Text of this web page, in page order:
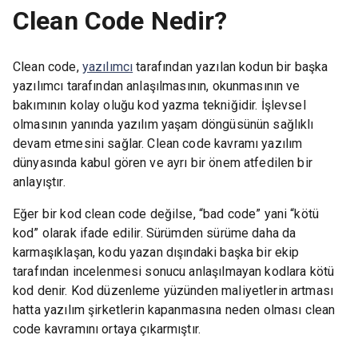
Clean Code Nedir?
Clean code, yazılımcı tarafından yazılan kodun bir başka
yazılımcı tarafından anlaşılmasının, okunmasının ve
bakımının kolay oluğu kod yazma tekniğidir. İşlevsel
olmasının yanında yazılım yaşam döngüsünün sağlıklı
devam etmesini sağlar. Clean code kavramı yazılım
dünyasında kabul gören ve ayrı bir önem atfedilen bir
anlayıştır.
Eğer bir kod clean code değilse, “bad code” yani “kötü
kod” olarak ifade edilir. Sürümden sürüme daha da
karmaşıklaşan, kodu yazan dışındaki başka bir ekip
tarafından incelenmesi sonucu anlaşılmayan kodlara kötü
kod denir. Kod düzenleme yüzünden maliyetlerin artması
hatta yazılım şirketlerin kapanmasına neden olması clean
code kavramını ortaya çıkarmıştır.